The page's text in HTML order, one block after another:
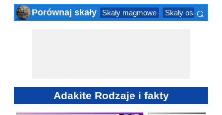
Porównaj skały Skały magmowe Skały osadowe
⌕
Adakite Rodzaje i fakty